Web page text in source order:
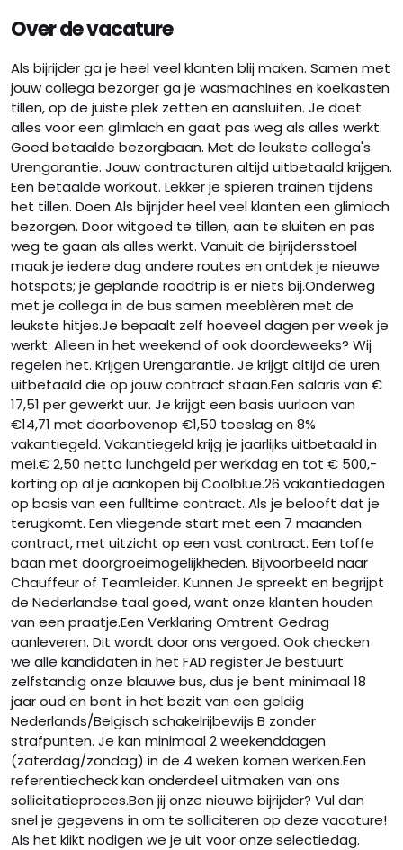
Over de vacature
Als bijrijder ga je heel veel klanten blij maken. Samen met
jouw collega bezorger ga je wasmachines en koelkasten
tillen, op de juiste plek zetten en aansluiten. Je doet
alles voor een glimlach en gaat pas weg als alles werkt.
Goed betaalde bezorgbaan. Met de leukste collega's.
Urengarantie. Jouw contracturen altijd uitbetaald krijgen.
Een betaalde workout. Lekker je spieren trainen tijdens
het tillen. Doen Als bijrijder heel veel klanten een glimlach
bezorgen. Door witgoed te tillen, aan te sluiten en pas
weg te gaan als alles werkt. Vanuit de bijrijdersstoel
maak je iedere dag andere routes en ontdek je nieuwe
hotspots; je geplande roadtrip is er niets bij.Onderweg
met je collega in de bus samen meeblèren met de
leukste hitjes.Je bepaalt zelf hoeveel dagen per week je
werkt. Alleen in het weekend of ook doordeweeks? Wij
regelen het. Krijgen Urengarantie. Je krijgt altijd de uren
uitbetaald die op jouw contract staan.Een salaris van €
17,51 per gewerkt uur. Je krijgt een basis uurloon van
€14,71 met daarbovenop €1,50 toeslag en 8%
vakantiegeld. Vakantiegeld krijg je jaarlijks uitbetaald in
mei.€ 2,50 netto lunchgeld per werkdag en tot € 500,-
korting op al je aankopen bij Coolblue.26 vakantiedagen
op basis van een fulltime contract. Als je belooft dat je
terugkomt. Een vliegende start met een 7 maanden
contract, met uitzicht op een vast contract. Een toffe
baan met doorgroeimogelijkheden. Bijvoorbeeld naar
Chauffeur of Teamleider. Kunnen Je spreekt en begrijpt
de Nederlandse taal goed, want onze klanten houden
van een praatje.Een Verklaring Omtrent Gedrag
aanleveren. Dit wordt door ons vergoed. Ook checken
we alle kandidaten in het FAD register.Je bestuurt
zelfstandig onze blauwe bus, dus je bent minimaal 18
jaar oud en bent in het bezit van een geldig
Nederlands/Belgisch schakelrijbewijs B zonder
strafpunten. Je kan minimaal 2 weekenddagen
(zaterdag/zondag) in de 4 weken komen werken.Een
referentiecheck kan onderdeel uitmaken van ons
sollicitatieproces.Ben jij onze nieuwe bijrijder? Vul dan
snel je gegevens in om te solliciteren op deze vacature!
Als het klikt nodigen we je uit voor onze selectiedag.